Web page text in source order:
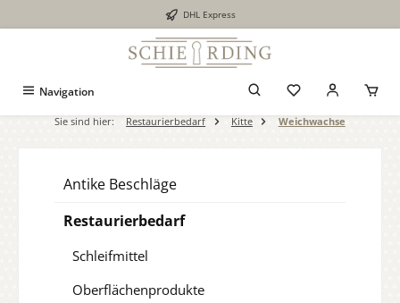
DHL Express
Navigation
Sie sind hier: Restaurierbedarf Kitte Weichwachse
Antike Beschläge
Restaurierbedarf
Schleifmittel
Oberflächenprodukte